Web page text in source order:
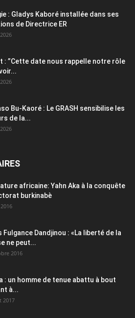
: Gladys Kaboré installée dans ses
de Directrice ER
: ”Cette date nous rappelle notre rôle
Bu-Kaoré : Le GRASH sensibilise les
de la...
africaine: Yahn Aka à la conquête
burkinabè
Fulgance Dandjinou : «La liberté de la
ne peut...
2016
: un homme de tenue abattu à bout
à...
2017